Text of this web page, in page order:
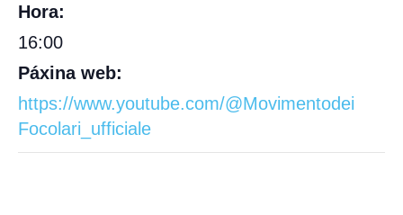
Hora:
16:00
Páxina web:
https://www.youtube.com/@Movimentodei
Focolari_ufficiale